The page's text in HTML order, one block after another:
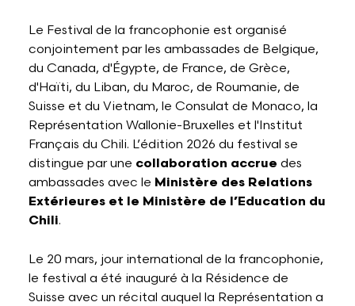
Le Festival de la francophonie est organisé
conjointement par les ambassades de Belgique,
du Canada, d'Égypte, de France, de Grèce,
d'Haïti, du Liban, du Maroc, de Roumanie, de
Suisse et du Vietnam, le Consulat de Monaco, la
Représentation Wallonie-Bruxelles et l'Institut
Français du Chili. L’édition 2026 du festival se
distingue par une collaboration accrue des
ambassades avec le Ministère des Relations
Extérieures et le Ministère de l’Education du
Chili.
Le 20 mars, jour international de la francophonie,
le festival a été inauguré à la Résidence de
Suisse avec un récital auquel la Représentation a